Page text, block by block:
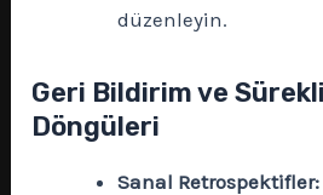
düzenleyin.
Geri Bildirim ve
Döngüleri
Sanal Retrospektifler: